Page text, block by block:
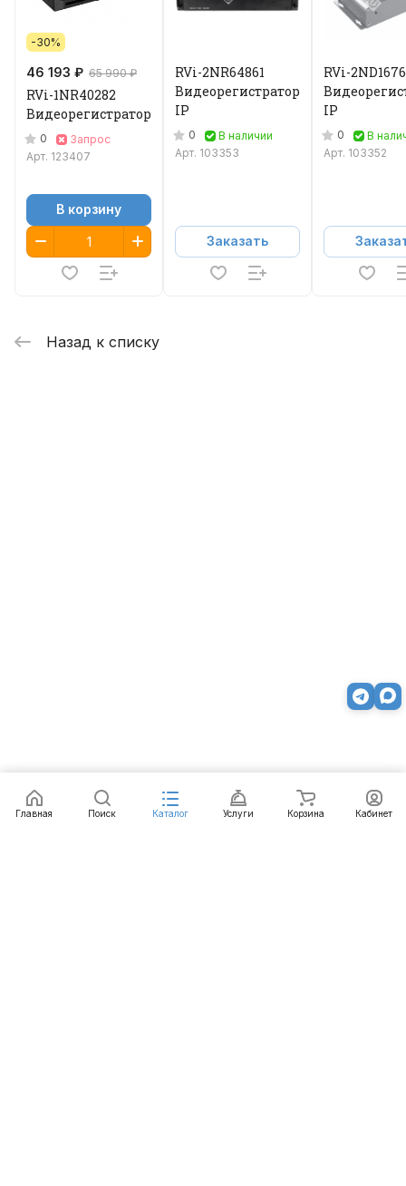
Заказать
-30%
46 193 ₽ 65 990 ₽
RVi-1NR40282
Видеорегистратор
0
Запрос
Арт. 123407
В корзину
RVi-2NR64861
Видеорегистратор
IP
0
В наличии
Арт. 103353
Заказать
RVi-
IP
0
В
Арт. 103352
Назад к списку
Главная Поиск Каталог Услуги Корзина Кабинет